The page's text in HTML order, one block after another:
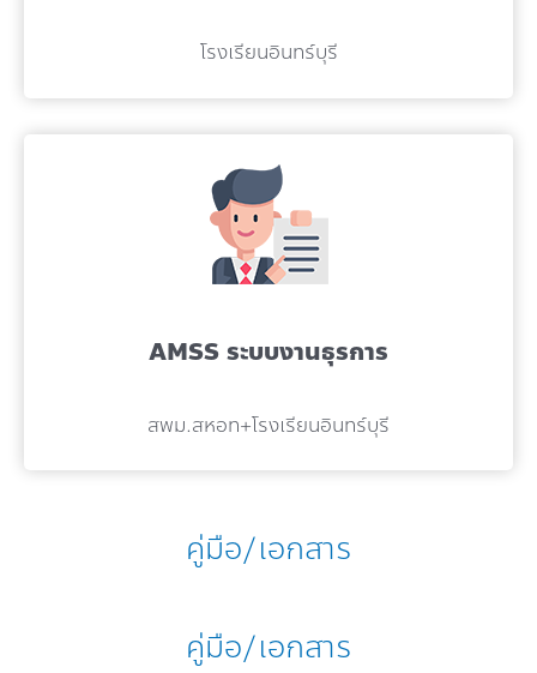
โรงเรียนอินทร์บุรี
AMSS ระบบงานธุรการ
สพม.สหอท+โรงเรียนอินทร์บุรี
คู่มือ/เอกสาร
คู่มือ/เอกสาร